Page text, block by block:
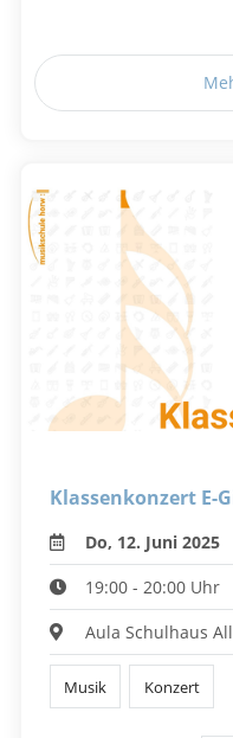
Klassenkonzert E-
Do, 12. Juni 2025
19:00 - 20:00 Uhr
Aula Schulhaus
Musik Konzert